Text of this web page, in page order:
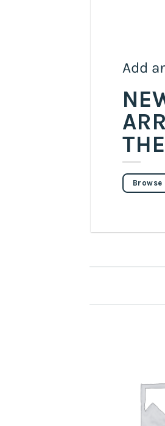
Add
Browse